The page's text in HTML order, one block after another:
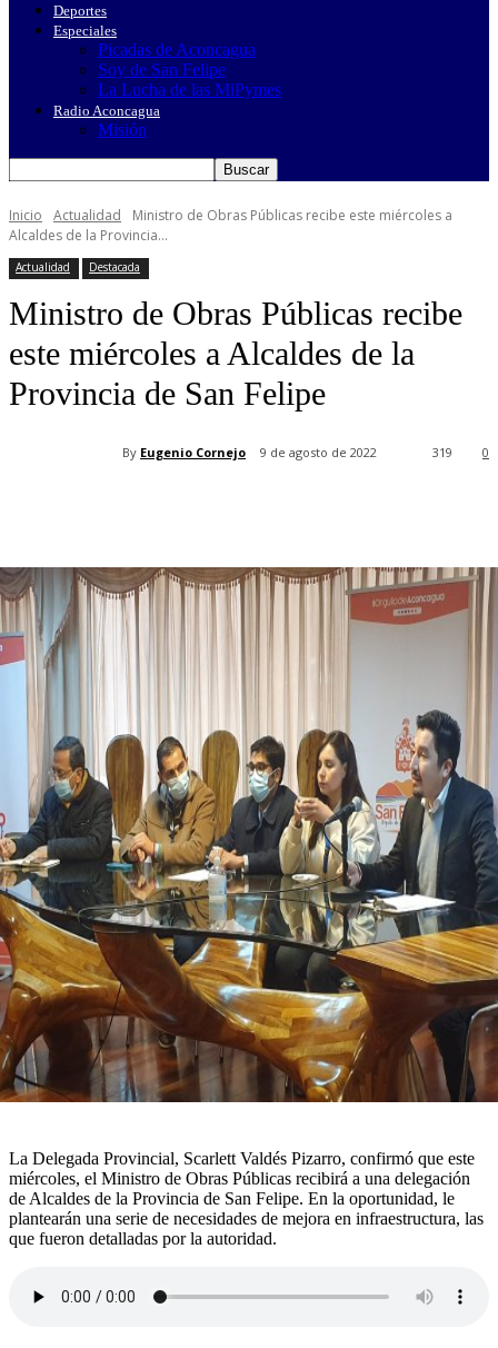
Deportes
Especiales
Picadas de Aconcagua
Soy de San Felipe
La Lucha de las MiPymes
Radio Aconcagua
Misión
Inicio Actualidad
Ministro de Obras Públicas recibe este miércoles a
Alcaldes de la Provincia...
Actualidad Destacada
Ministro de Obras Públicas recibe
este miércoles a Alcaldes de la
Provincia de San Felipe
By Eugenio Cornejo 9 de agosto de 2022 0
319
La Delegada Provincial, Scarlett Valdés Pizarro, confirmó que este
miércoles, el Ministro de Obras Públicas recibirá a una delegación
de Alcaldes de la Provincia de San Felipe. En la oportunidad, le
plantearán una serie de necesidades de mejora en infraestructura, las
que fueron detalladas por la autoridad.